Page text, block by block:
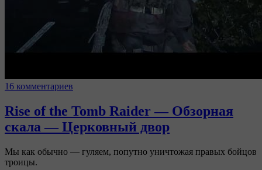
16 комментариев
Rise of the Tomb Raider — Обзорная
скала — Церковный двор
Мы как обычно — гуляем, попутно уничтожая правых бойцов
троицы.